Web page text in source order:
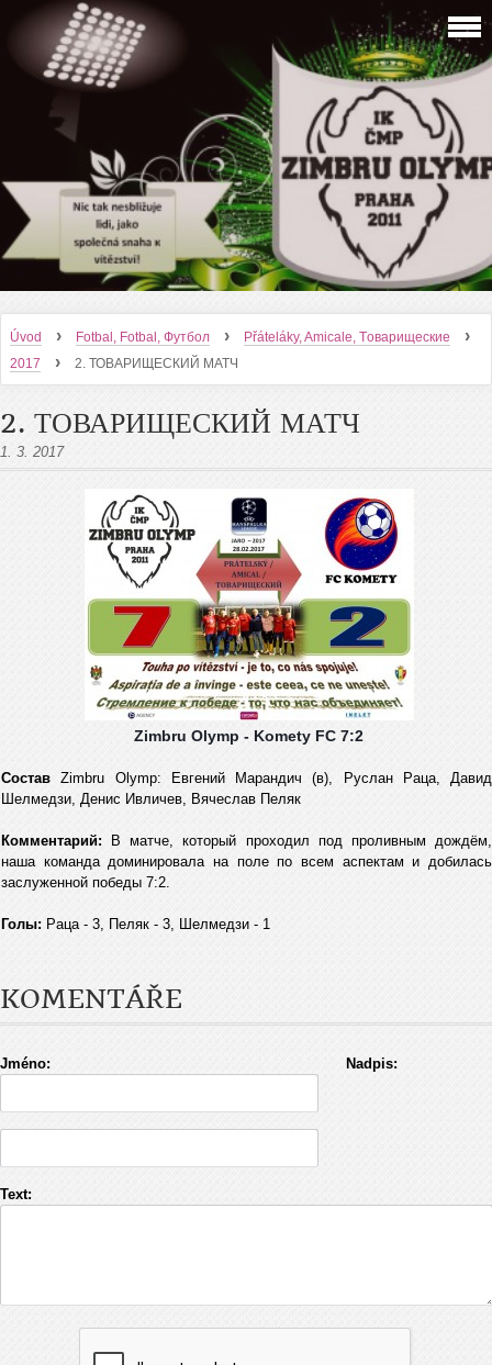
Úvod › Fotbal, Fotbal, Футбол › Přáteláky, Amicale, Tоварищеские ›
2017 › 2. ТОВАРИЩЕСКИЙ МАТЧ
2. ТОВАРИЩЕСКИЙ МАТЧ
1. 3. 2017
Zimbru Olymp - Komety FC 7:2
СоставZimbru Olymp: Евгений Марандич (в), Руслан Раца, Давид
Шелмедзи, Денис Ивличев, Вячеслав Пеляк
Комментарий:
В матче, который проходил под проливным дождём,
наша команда доминировала на поле по всем аспектам и добилась
заслуженной победы 7:2.
Голы: Раца - 3, Пеляк - 3, Шелмедзи - 1
KOMENTÁŘE
Jméno: Nadpis:
Text: